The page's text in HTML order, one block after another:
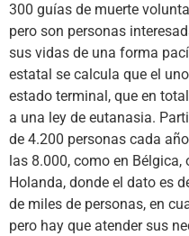
300 guías de muerte
pero son personas
sus vidas de una forma
estatal se calcula que el
estado terminal, que en
a una ley de eutanasia.
de 4.200 personas cada
las 8.000, como en
Holanda, donde el dato es
de miles de personas, en
pero hay que atender sus